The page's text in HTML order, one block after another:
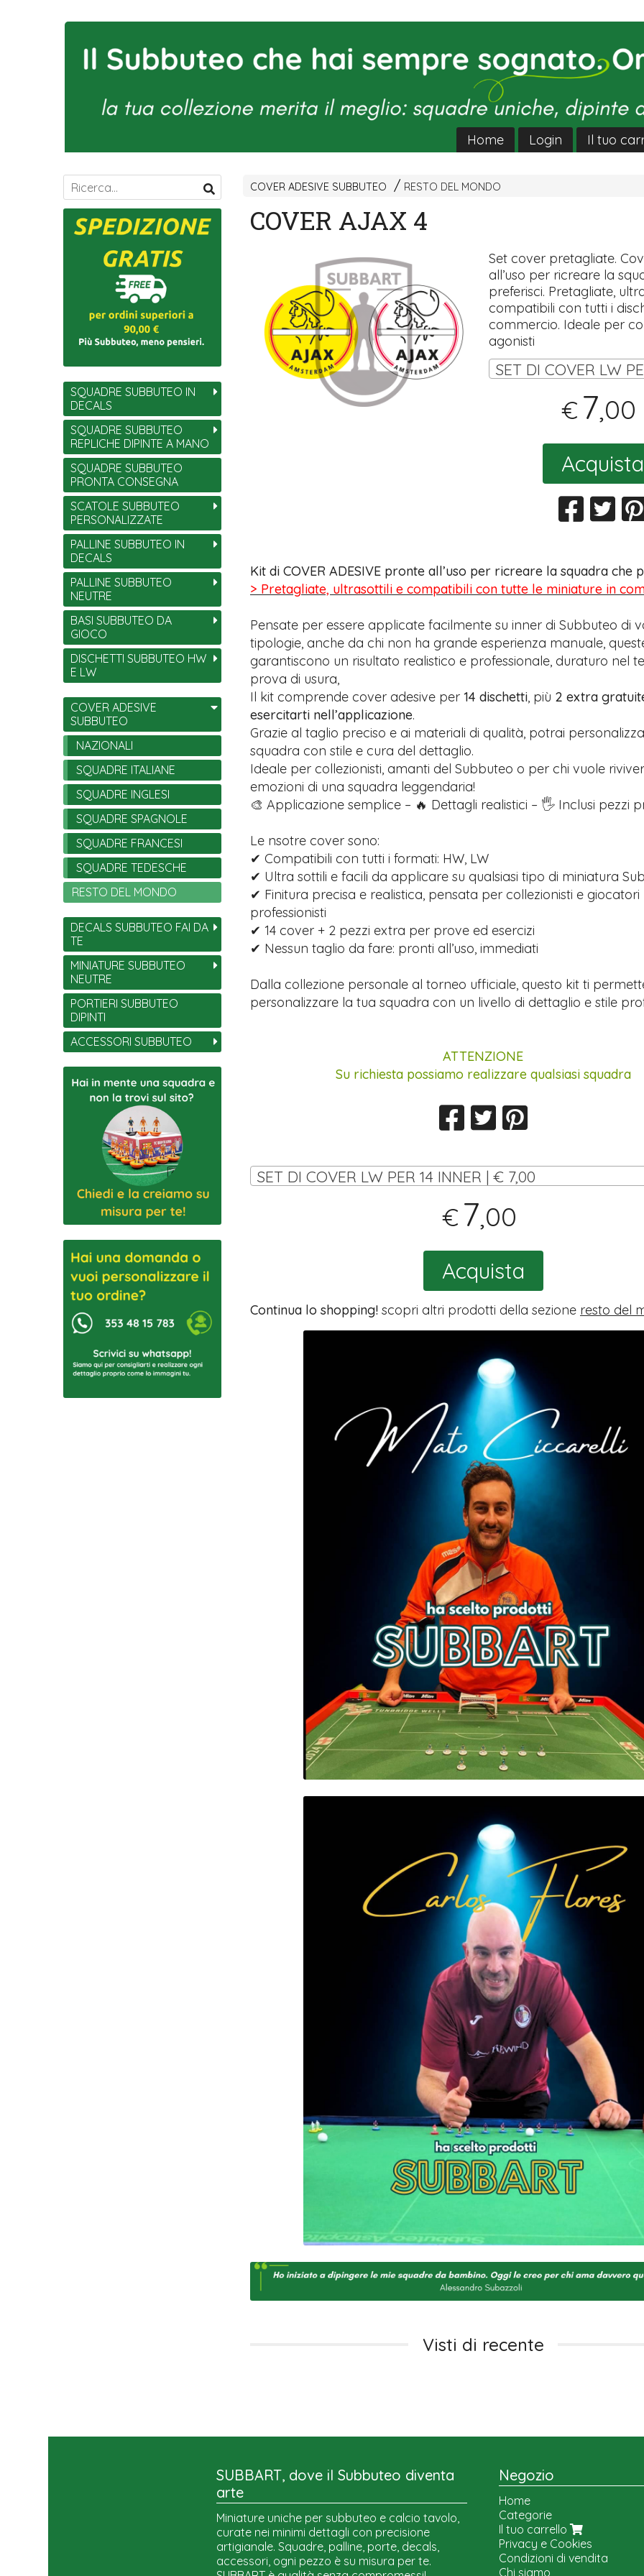
Home Login Il tuo
COVER ADESIVE SUBBUTEO RESTO DEL MONDO
COVER AJAX 4
Set cover pretagliate.
all’uso per ricreare la
preferisci. Pretagliate,
compatibili con tutti i
commercio. Ideale per
agonisti
€ 7,00
Acquista
Kit di COVER ADESIVE pronte all’uso per ricreare la squadra che
> Pretagliate, ultrasottili e compatibili con tutte le miniature in
Pensate per essere applicate facilmente su inner di Subbuteo di
tipologie, anche da chi non ha grande esperienza manuale,
garantiscono un risultato realistico e professionale, duraturo nel
prova di usura,
Il kit comprende cover adesive per 14 dischetti, più 2 extra
esercitarti nell’applicazione.
Grazie al taglio preciso e ai materiali di qualità, potrai
squadra con stile e cura del dettaglio.
Ideale per collezionisti, amanti del Subbuteo o per chi vuole
emozioni di una squadra leggendaria!
🎨 Applicazione semplice – 🔥 Dettagli realistici – 🖐️ Inclusi pezzi
Le nsotre cover sono:
✔ Compatibili con tutti i formati: HW, LW
✔ Ultra sottili e facili da applicare su qualsiasi tipo di miniatura
✔ Finitura precisa e realistica, pensata per collezionisti e giocatori
professionisti
✔ 14 cover + 2 pezzi extra per prove ed esercizi
✔ Nessun taglio da fare: pronti all’uso, immediati
Dalla collezione personale al torneo ufficiale, questo kit ti
personalizzare la tua squadra con un livello di dettaglio e stile
ATTENZIONE
Su richiesta possiamo realizzare qualsiasi squadra
SET DI COVER LW PER 14 INNER | € 7,00
€ 7,00
Acquista
Continua lo shopping!scopri altri prodotti della sezione resto del
Visti di recente
SQUADRE SUBBUTEO IN
DECALS
SQUADRE SUBBUTEO
REPLICHE DIPINTE A MANO
SQUADRE SUBBUTEO
PRONTA CONSEGNA
SCATOLE SUBBUTEO
PERSONALIZZATE
PALLINE SUBBUTEO IN
DECALS
PALLINE SUBBUTEO
NEUTRE
BASI SUBBUTEO DA
GIOCO
DISCHETTI SUBBUTEO HW
E LW
COVER ADESIVE
SUBBUTEO
NAZIONALI
SQUADRE ITALIANE
SQUADRE INGLESI
SQUADRE SPAGNOLE
SQUADRE FRANCESI
SQUADRE TEDESCHE
RESTO DEL MONDO
DECALS SUBBUTEO FAI DA
TE
MINIATURE SUBBUTEO
NEUTRE
PORTIERI SUBBUTEO
DIPINTI
ACCESSORI SUBBUTEO
SUBBART, dove il Subbuteo diventa
arte
Miniature uniche per subbuteo e calcio tavolo,
curate nei minimi dettagli con precisione
artigianale. Squadre, palline, porte, decals,
accessori, ogni pezzo è su misura per te.
Negozio
Home
Categorie
Il tuo carrello
Privacy e Cookies
Condizioni di vendita
Chi siamo